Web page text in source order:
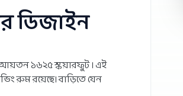
ডিজাইন
আয়তন ১৬২৫ স্কয়ারফুট । এই
রুম রয়েছে। বাড়িতে যেন